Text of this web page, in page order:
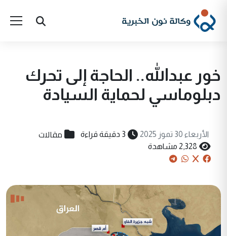
خور عبدالله.. الحاجة إلى تحرك
دبلوماسي لحماية السيادة
الأربعاء 30 تموز 2025 3 دقيقة قراءة مقالات
2,328 مشاهدة